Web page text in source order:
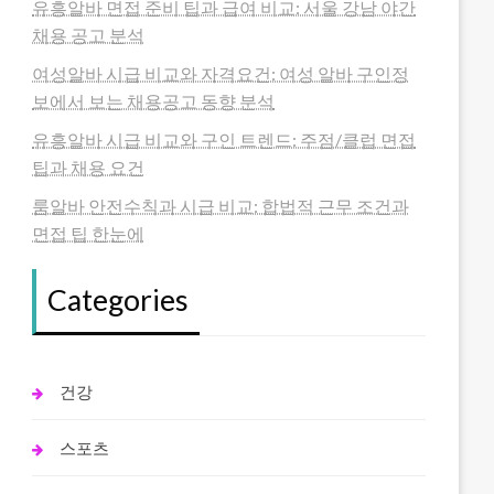
유흥알바 면접 준비 팁과 급여 비교: 서울 강남 야간
채용 공고 분석
여성알바 시급 비교와 자격요건: 여성 알바 구인정
보에서 보는 채용공고 동향 분석
유흥알바 시급 비교와 구인 트렌드: 주점/클럽 면접
팁과 채용 요건
룸알바 안전수칙과 시급 비교: 합법적 근무 조건과
면접 팁 한눈에
Categories
건강
스포츠